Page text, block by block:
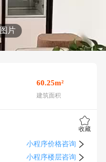
图片
60.25m²
建筑面积
收藏
小程序价格咨询
小程序楼层咨询